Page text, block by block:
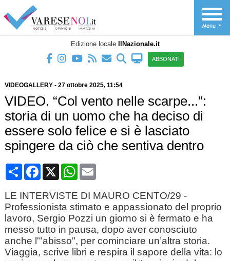
Edizione locale IlNazionale.it
ABBONATI
VIDEOGALLERY- 27 ottobre 2025, 11:54
VIDEO. “Col vento nelle scarpe...":
storia di un uomo che ha deciso di
essere solo felice e si è lasciato
spingere da ciò che sentiva dentro
CondividiFacebook
X WhatsApp
Email
LE INTERVISTE DI MAURO CENTO/29 -
Professionista stimato e appassionato del proprio
lavoro, Sergio Pozzi un giorno si è fermato e ha
messo tutto in pausa, dopo aver conosciuto
anche l'"abisso", per cominciare un’altra storia.
Viaggia, scrive libri e respira il sapore della vita: lo